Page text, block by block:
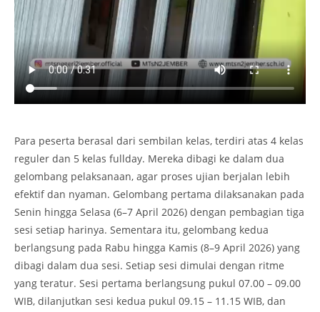
Para peserta berasal dari sembilan kelas, terdiri atas 4 kelas
reguler dan 5 kelas fullday. Mereka dibagi ke dalam dua
gelombang pelaksanaan, agar proses ujian berjalan lebih
efektif dan nyaman. Gelombang pertama dilaksanakan pada
Senin hingga Selasa (6–7 April 2026) dengan pembagian tiga
sesi setiap harinya. Sementara itu, gelombang kedua
berlangsung pada Rabu hingga Kamis (8–9 April 2026) yang
dibagi dalam dua sesi. Setiap sesi dimulai dengan ritme
yang teratur. Sesi pertama berlangsung pukul 07.00 – 09.00
WIB, dilanjutkan sesi kedua pukul 09.15 – 11.15 WIB, dan